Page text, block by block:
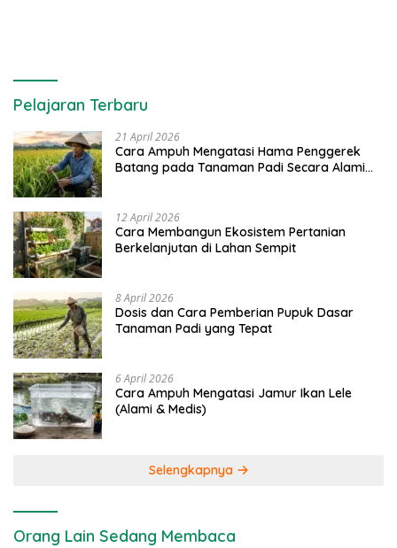
Pelajaran Terbaru
21 April 2026
Cara Ampuh Mengatasi Hama Penggerek
Batang pada Tanaman Padi Secara Alami
12 April 2026
Cara Membangun Ekosistem Pertanian
Berkelanjutan di Lahan Sempit
8 April 2026
Dosis dan Cara Pemberian Pupuk Dasar
Tanaman Padi yang Tepat
6 April 2026
Cara Ampuh Mengatasi Jamur Ikan Lele
(Alami & Medis)
Selengkapnya
Orang Lain Sedang Membaca